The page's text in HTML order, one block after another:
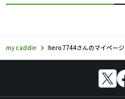
my caddie hero7744さんのマイページ